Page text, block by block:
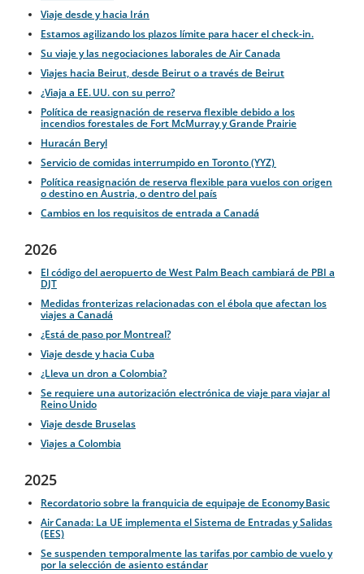
Viaje desde y hacia Irán
Estamos agilizando los plazos límite para hacer el check-in.
Su viaje y las negociaciones laborales de Air Canada
Viajes hacia Beirut, desde Beirut o a través de Beirut
¿Viaja a EE. UU. con su perro?
Política de reasignación de reserva flexible debido a los
incendios forestales de Fort McMurray y Grande Prairie
Huracán Beryl
Servicio de comidas interrumpido en Toronto (YYZ)
Política reasignación de reserva flexible para vuelos con origen
o destino en Austria, o dentro del país
Cambios en los requisitos de entrada a Canadá
2026
El código del aeropuerto de West Palm Beach cambiará de PBI a
DJT
Medidas fronterizas relacionadas con el ébola que afectan los
viajes a Canadá
¿Está de paso por Montreal?
Viaje desde y hacia Cuba
¿Lleva un dron a Colombia?
Se requiere una autorización electrónica de viaje para viajar al
Reino Unido
Viaje desde Bruselas
Viajes a Colombia
2025
Recordatorio sobre la franquicia de equipaje de Economy Basic
Air Canada: La UE implementa el Sistema de Entradas y Salidas
(EES)
Se suspenden temporalmente las tarifas por cambio de vuelo y
por la selección de asiento estándar